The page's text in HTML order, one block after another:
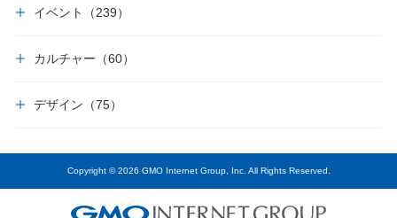
イベント（239）
カルチャー（60）
デザイン（75）
Copyright © 2026 GMO Internet Group, Inc. All Rights Reserved.